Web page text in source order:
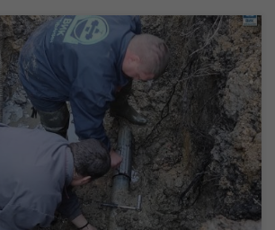
„Водовод и канализација“ Зрењанин
хаварију већег обима на водоводној
Шулман, па је нешто после 15 часова
и нормализовано водоснабдевање у
У јутарњим часовима дошло је до
на водоводној мрежи у […]